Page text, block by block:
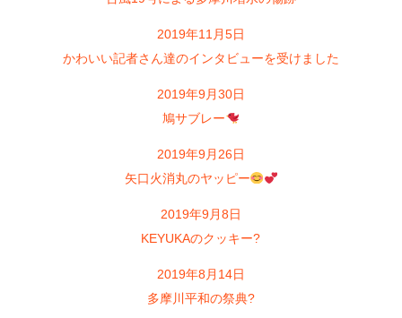
2019年11月5日
かわいい記者さん達のインタビューを受けました
2019年9月30日
鳩サブレー
2019年9月26日
矢口火消丸のヤッピー
2019年9月8日
KEYUKAのクッキー?
2019年8月14日
多摩川平和の祭典?